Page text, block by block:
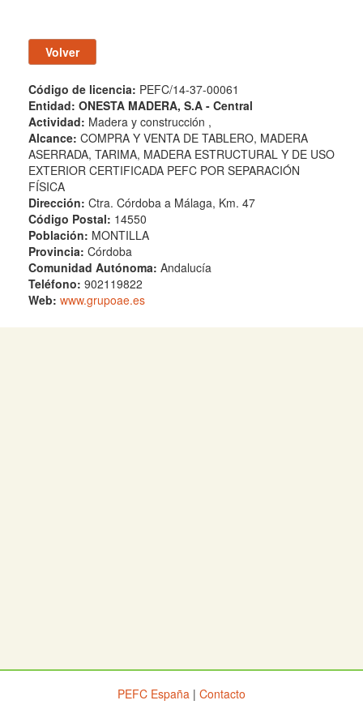
Código de licencia: PEFC/14-37-00061
Entidad: ONESTA MADERA, S.A - Central
Actividad: Madera y construcción ,
Alcance: COMPRA Y VENTA DE TABLERO, MADERA
ASERRADA, TARIMA, MADERA ESTRUCTURAL Y DE USO
EXTERIOR CERTIFICADA PEFC POR SEPARACIÓN
FÍSICA
Dirección: Ctra. Córdoba a Málaga, Km. 47
Código Postal: 14550
Población: MONTILLA
Provincia: Córdoba
Comunidad Autónoma: Andalucía
Teléfono: 902119822
Web: www.grupoae.es
PEFC España | Contacto